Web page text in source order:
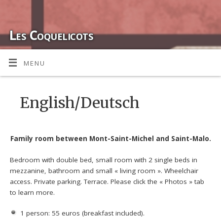
Les Coquelicots
MICHELMENU
English/Deutsch
Family room between Mont-Saint-Michel and Saint-Malo.
Bedroom with double bed, small room with 2 single beds in
mezzanine, bathroom and small « living room ». Wheelchair
access. Private parking. Terrace. Please click the « Photos » tab
to learn more.
1 person: 55 euros (breakfast included).